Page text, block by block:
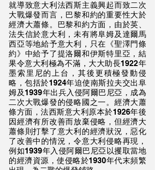
就導致意大利法西斯主義興起而致二次
大戰爆發而言，巴黎和約的重要性大於
經濟大蕭條。巴黎和約方面，由於英、
法失信於意大利，未有將阜姆及達爾馬
西亞等地給予意大利，只在《聖澤門條
約》中給予了提洛爾和伊斯特里亞，結
果令意大利極為不滿，大大助長1922年
墨索里尼的上台，其後更積極發動侵
略，包括於1924年迫使南斯拉夫交出阜
姆及1939年出兵入侵阿爾巴尼亞，成為
二次大戰爆發的侵略國之一。經濟大蕭
條方面，法西斯意大利原本於1926年後
因經濟有所改善而放棄侵略，但經濟大
蕭條則打擊了意大利的經濟狀況，惡化
了改善中的情況，令意大利侵略再現，
例如1939年入侵阿爾巴尼亞以攫取當地
的經濟資源，使侵略於1930年代末頻繁